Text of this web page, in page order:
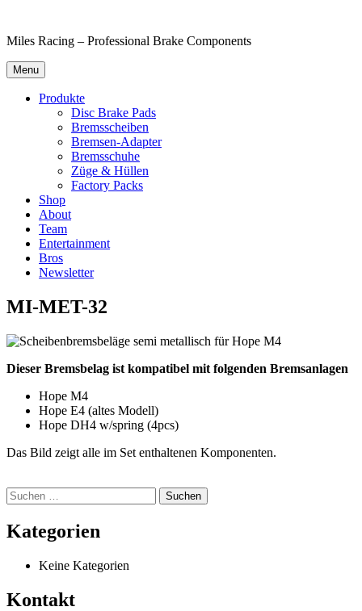
content
Miles Racing – Professional Brake Components
Menu
Produkte
Disc Brake Pads
Bremsscheiben
Bremsen-Adapter
Bremsschuhe
Züge & Hüllen
Factory Packs
Shop
About
Team
Entertainment
Bros
Newsletter
MI-MET-32
Dieser Bremsbelag ist kompatibel mit folgenden Bremsanlagen
Hope M4
Hope E4 (altes Modell)
Hope DH4 w/spring (4pcs)
Das Bild zeigt alle im Set enthaltenen Komponenten.
Suchen
nach:
Kategorien
Keine Kategorien
Kontakt